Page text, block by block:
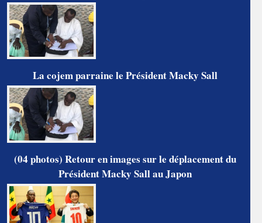
La cojem parraine le Président Macky Sall
(04 photos) Retour en images sur le déplacement du
Président Macky Sall au Japon